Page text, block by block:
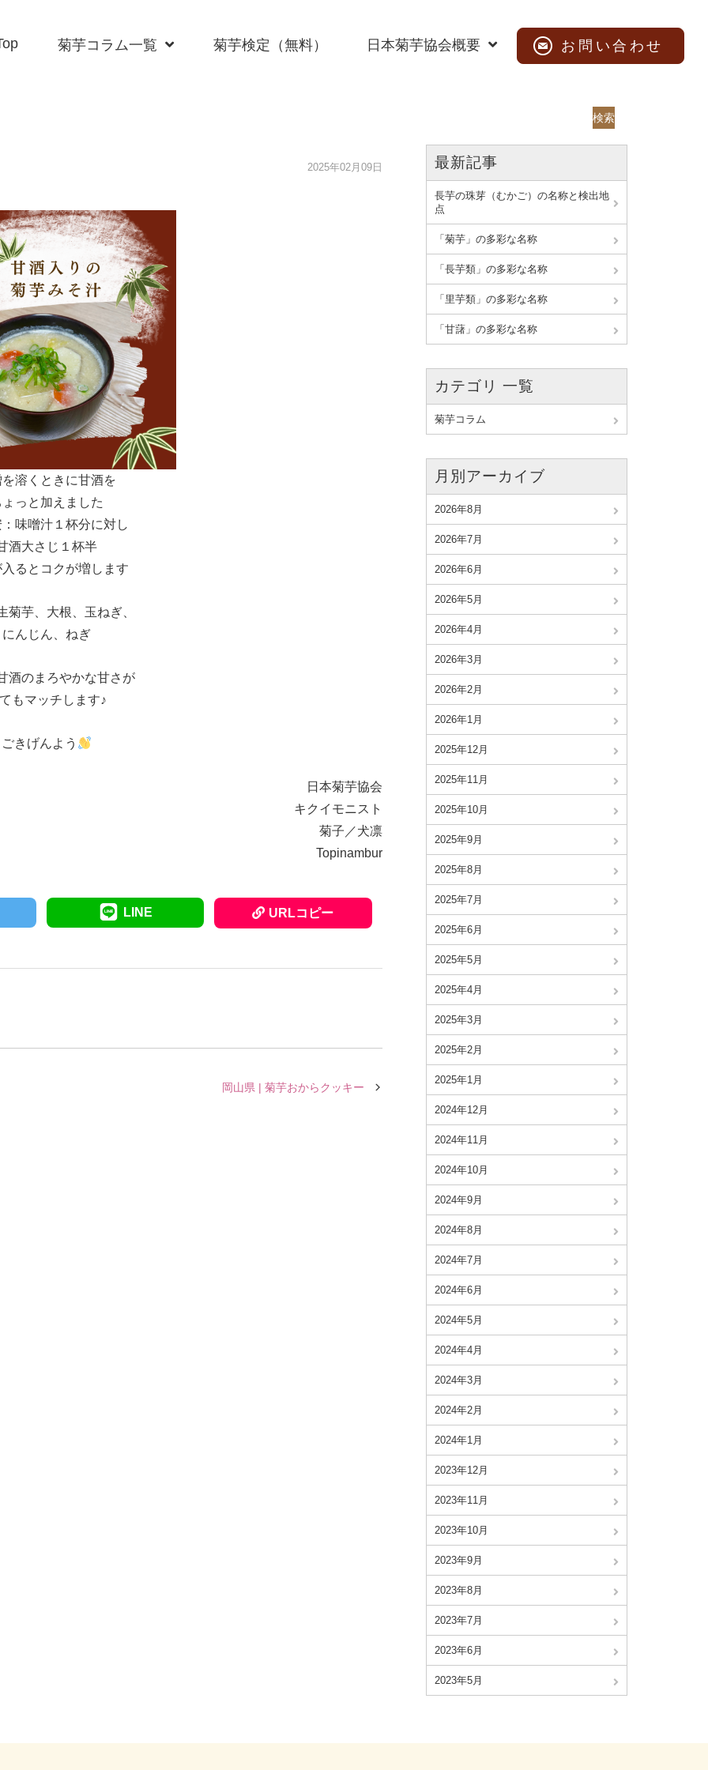
菊芋コラム一覧 菊芋検定（無料） 日本菊芋協会概要 お問い合わせ
2025年02月09日
を溶くときに甘酒を
ょっと加えました
味噌汁１杯分に対し
酒大さじ１杯半
るとコクが増します
菊芋、大根、玉ねぎ、
にんじん、ねぎ
酒のまろやかな甘さが
もマッチします♪
ごきげんよう
日本菊芋協会
キクイモニスト
菊子／犬凛
Topinambur
LINE URLコピー
岡山県 | 菊芋おからクッキー
検索
最新記事
長芋の珠芽（むかご）の名称と検出地
点
「菊芋」の多彩な名称
「長芋類」の多彩な名称
「里芋類」の多彩な名称
「甘藷」の多彩な名称
カテゴリ 一覧
菊芋コラム
月別アーカイブ
2026年8月
2026年7月
2026年6月
2026年5月
2026年4月
2026年3月
2026年2月
2026年1月
2025年12月
2025年11月
2025年10月
2025年9月
2025年8月
2025年7月
2025年6月
2025年5月
2025年4月
2025年3月
2025年2月
2025年1月
2024年12月
2024年11月
2024年10月
2024年9月
2024年8月
2024年7月
2024年6月
2024年5月
2024年4月
2024年3月
2024年2月
2024年1月
2023年12月
2023年11月
2023年10月
2023年9月
2023年8月
2023年7月
2023年6月
2023年5月